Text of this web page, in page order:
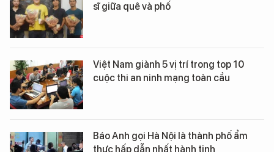
sĩ giữa quê và phố
Việt Nam giành 5 vị trí trong top 10
cuộc thi an ninh mạng toàn cầu
Báo Anh gọi Hà Nội là thành phố ẩm
thực hấp dẫn nhất hành tinh